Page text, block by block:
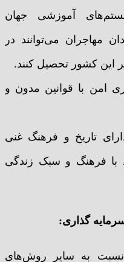
آموزشی جهان
مهاجران می‌توانند در
این کشور تحصیل کنند.
امن با قوانین مدون و
تاریخ و فرهنگ غنی
با فرهنگ و سبک زندگی
گذاری:
نسبت به سایر روش‌های